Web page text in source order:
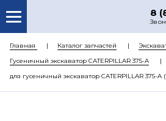
8
О НАС
КАТАЛОГ
РЕМОНТ
Главная Каталог запчастей
Гусеничный экскаватор CATERPILLAR 375-A
для гусеничный экскаватор CATERPILLAR 375-A